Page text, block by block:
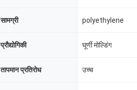
सामग्री polyethylene
प्रौद्योगिकी घूर्णी मोल्डिंग
तापमान प्रतिरोध उच्च